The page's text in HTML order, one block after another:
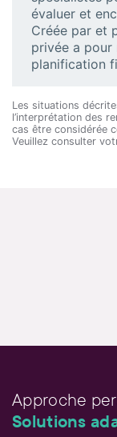
doit remplir
admissible
de fiducie
puisqu’il est
handicapée.
en tant que
aussi par
Les parents
avec le
testaments et
évaluer et
Créée par et
privée a pour
planification
Les situations
l’interprétation des
cas être considérée
Veuillez consulter
Approche
Solutions